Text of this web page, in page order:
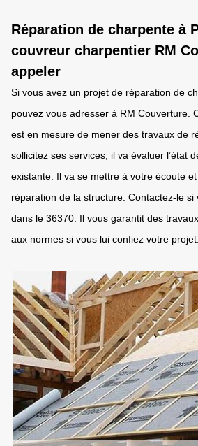
Réparation de charpente à
couvreur charpentier RM
appeler
Si vous avez un projet de réparation de
pouvez vous adresser à RM Couverture.
est en mesure de mener des travaux de
sollicitez ses services, il va évaluer l’état
existante. Il va se mettre à votre écoute
réparation de la structure. Contactez-le si
dans le 36370. Il vous garantit des
aux normes si vous lui confiez votre projet.